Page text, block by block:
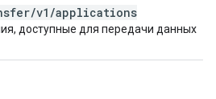
/v1 /applications
доступные для передачи данных